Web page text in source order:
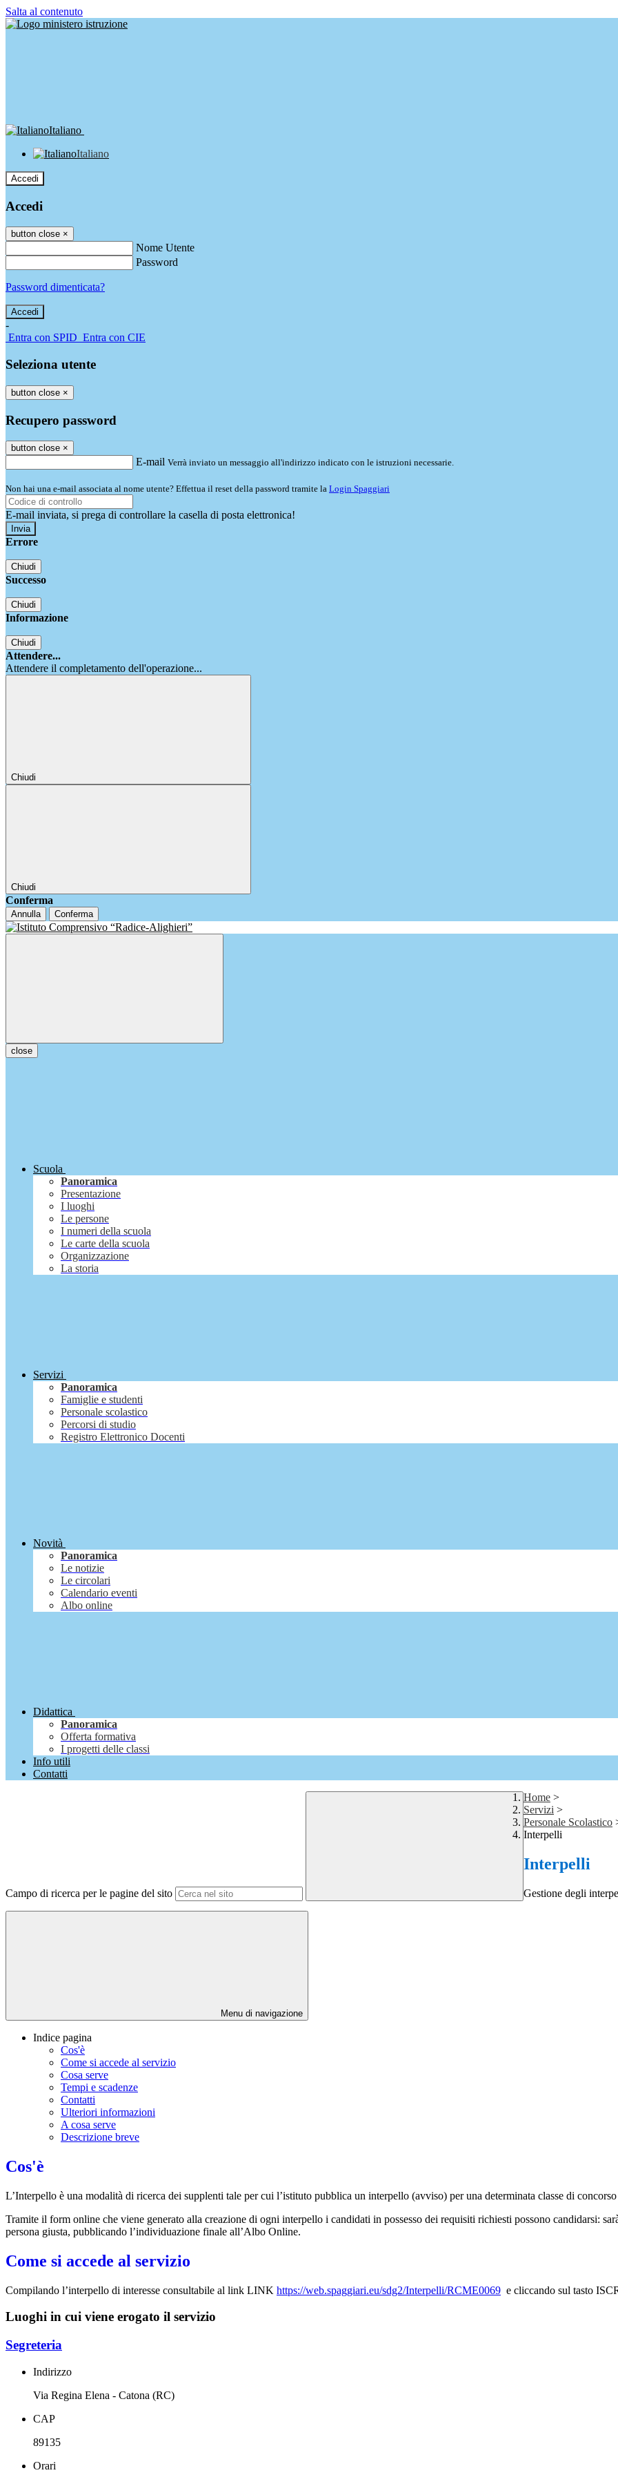
Salta al contenuto
Italiano
Italiano
Accedi
Accedi
button close ×
Nome Utente
Password
Password dimenticata?
-
Entra con SPID Entra con CIE
Seleziona utente
button close ×
Recupero password
button close ×
E-mail Verrà inviato un messaggio all'indirizzo indicato con le istruzioni necessarie.
Non hai una e-mail associata al nome utente? Effettua il reset della password tramite la Login Spaggiari
E-mail inviata, si prega di controllare la casella di posta elettronica!
Errore
Chiudi
Successo
Chiudi
Informazione
Chiudi
Attendere...
Attendere il completamento dell'operazione...
Chiudi
Chiudi
Conferma
Annulla Conferma
close
Scuola
Panoramica
Presentazione
I luoghi
Le persone
I numeri della scuola
Le carte della scuola
Organizzazione
La storia
Servizi
Panoramica
Famiglie e studenti
Personale scolastico
Percorsi di studio
Registro Elettronico Docenti
Novità
Panoramica
Le notizie
Le circolari
Calendario eventi
Albo online
Didattica
Panoramica
Offerta formativa
I progetti delle classi
Info utili
Contatti
Campo di ricerca per le pagine del sito
Home >
Servizi >
Personale Scolastico
Interpelli
Interpelli
Gestione degli
Menu di navigazione
Indice pagina
Cos'è
Come si accede al servizio
Cosa serve
Tempi e scadenze
Contatti
Ulteriori informazioni
A cosa serve
Descrizione breve
Cos'è
L’Interpello è una modalità di ricerca dei supplenti tale per cui l’istituto pubblica un interpello (avviso) per una determinata classe di
Tramite il form online che viene generato alla creazione di ogni interpello i candidati in possesso dei requisiti richiesti possono candidarsi:
persona giusta, pubblicando l’individuazione finale all’Albo Online.
Come si accede al servizio
Compilando l’interpello di interesse consultabile al link LINK https://web.spaggiari.eu/sdg2/Interpelli/RCME0069 e cliccando sul tasto
Luoghi in cui viene erogato il servizio
Segreteria
Indirizzo
Via Regina Elena - Catona (RC)
CAP
89135
Orari